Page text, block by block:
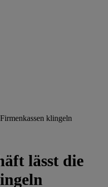
klingeln
lässt die